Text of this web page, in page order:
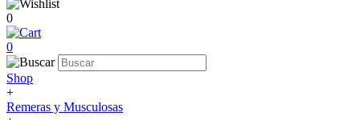
0
0
Shop
+
Remeras y Musculosas